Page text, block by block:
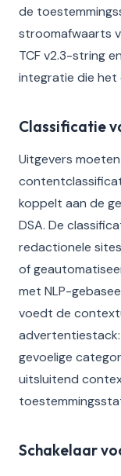
de
stroomafwaarts
TCF v2.3-string
integratie die
Classificatie
Uitgevers
koppelt aan de
DSA. De
redactionele
of
met NLP-
voedt de
gevoelige
uitsluitend
Schakelaar